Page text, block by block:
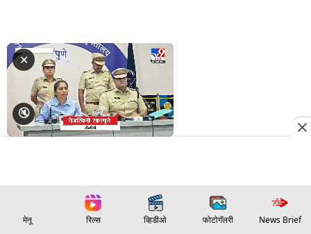
मेनू रिल्स व्हिडीओ फोटोगॅलरी News Brief